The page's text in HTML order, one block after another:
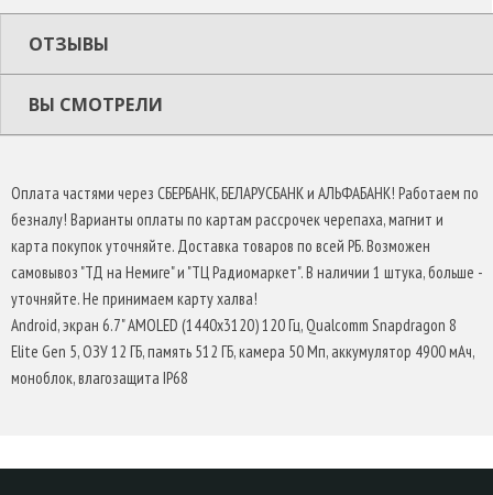
ОТЗЫВЫ
ВЫ СМОТРЕЛИ
Оплата частями через СБЕРБАНК, БЕЛАРУСБАНК и АЛЬФАБАНК! Работаем по
безналу! Варианты оплаты по картам рассрочек черепаха, магнит и
карта покупок уточняйте. Доставка товаров по всей РБ. Возможен
самовывоз "ТД на Немиге" и "ТЦ Радиомаркет". В наличии 1 штука, больше -
уточняйте. Не принимаем карту халва!
Android, экран 6.7" AMOLED (1440x3120) 120 Гц, Qualcomm Snapdragon 8
Elite Gen 5, ОЗУ 12 ГБ, память 512 ГБ, камера 50 Мп, аккумулятор 4900 мАч,
моноблок, влагозащита IP68